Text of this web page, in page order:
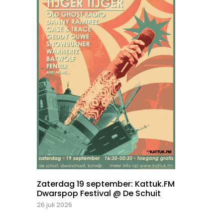
Zaterdag 19 september: Kattuk.FM
Dwarspop Festival @ De Schuit
26 juli 2026